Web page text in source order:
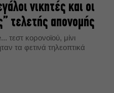
νικητές και οι
τελετής απονομής
τεστ κορονοϊού, μίνι
τα φετινά τηλεοπτικά